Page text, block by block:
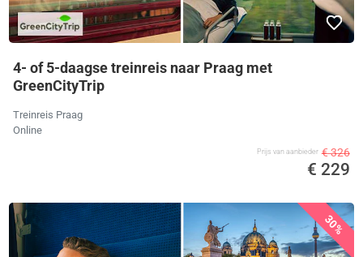
4- of 5-daagse treinreis naar Praag met
GreenCityTrip
Treinreis Praag
Online
Prijs van aanbieder € 326
€ 229
30%